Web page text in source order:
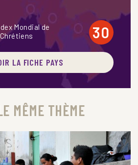
Mondial de
30
LA FICHE PAYS
MÊME THÈME